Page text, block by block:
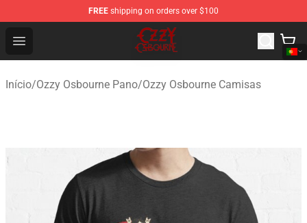
FREE shipping on orders over $100
Open menu
Ozzy Osbourne Store - Official Ozzy Osbourne
Início/Ozzy Osbourne Pano/Ozzy Osbourne Camisas